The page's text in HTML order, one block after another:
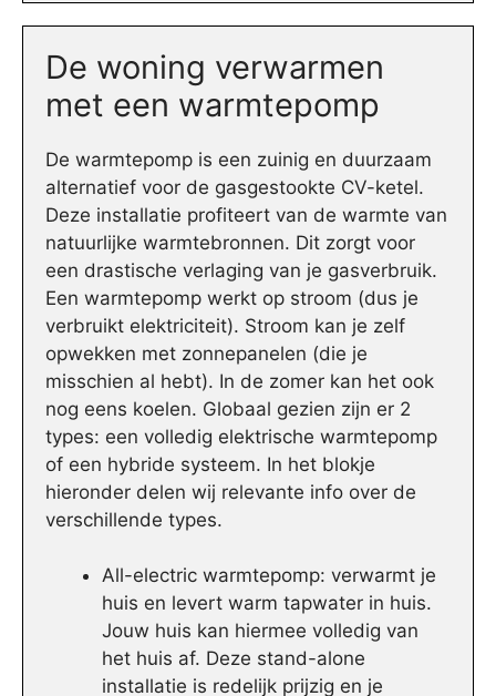
De woning verwarmen
met een warmtepomp
De warmtepomp is een zuinig en duurzaam
alternatief voor de gasgestookte CV-ketel.
Deze installatie profiteert van de warmte van
natuurlijke warmtebronnen. Dit zorgt voor
een drastische verlaging van je gasverbruik.
Een warmtepomp werkt op stroom (dus je
verbruikt elektriciteit). Stroom kan je zelf
opwekken met zonnepanelen (die je
misschien al hebt). In de zomer kan het ook
nog eens koelen. Globaal gezien zijn er 2
types: een volledig elektrische warmtepomp
of een hybride systeem. In het blokje
hieronder delen wij relevante info over de
verschillende types.
All-electric warmtepomp: verwarmt je
huis en levert warm tapwater in huis.
Jouw huis kan hiermee volledig van
het huis af. Deze stand-alone
installatie is redelijk prijzig en je